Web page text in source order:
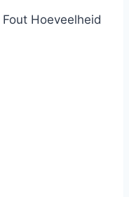
Fout Hoeveelheid